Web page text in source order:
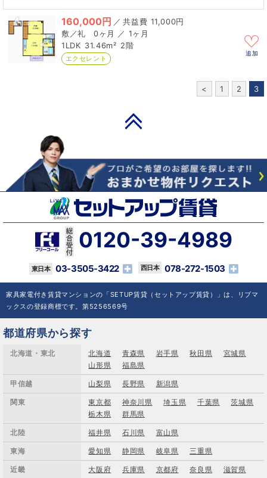
160,000円 ／
11,000円
0ヶ月 ／ 1ヶ月
1LDK 31.46m² 2階
エクセレント
追加
< 1 2 3
0120-39-4989
03-3505-3422 078-272-1503
家具家電付き賃貸マンションの「SETUP賃貸（セットアップ賃貸）」は、リブマ
ックスの登録商標です。第5256569号
都道府県から探す
北海道・東北 北海道 青森県 岩手県 秋田県
宮城県
山形県
福島県
甲信越 山梨県 長野県 新潟県
関東 東京都 神奈川県 埼玉県 千葉県
茨城県
栃木県
群馬県
北陸 福井県 石川県 富山県
東海 愛知県 静岡県 岐阜県 三重県
近畿 大阪府 兵庫県 京都府 奈良県
滋賀県